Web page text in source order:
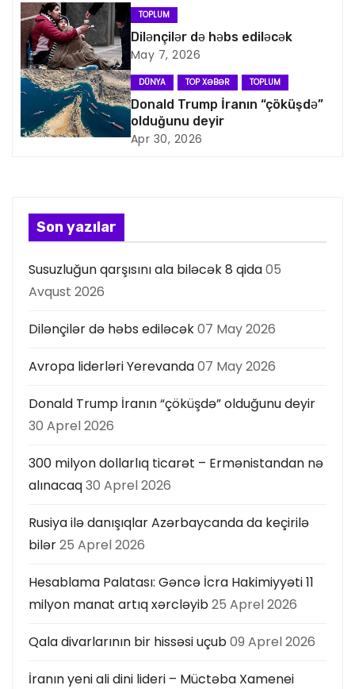
q
a
s
i
s
ı
TOPLUM
Dilənçilər də həbs ediləcək
May 7, 2026
DÜNYA TOP XƏBƏR TOPLUM
Donald Trump İranın “çöküşdə”
olduğunu deyir
Apr 30, 2026
Son yazılar
Susuzluğun qarşısını ala biləcək 8 qida05
Avqust 2026
Dilənçilər də həbs ediləcək07 May 2026
Avropa liderləri Yerevanda07 May 2026
Donald Trump İranın “çöküşdə” olduğunu deyir
30 Aprel 2026
300 milyon dollarlıq ticarət – Ermənistandan nə
alınacaq30 Aprel 2026
Rusiya ilə danışıqlar Azərbaycanda da keçirilə
bilər25 Aprel 2026
Hesablama Palatası: Gəncə İcra Hakimiyyəti 11
milyon manat artıq xərcləyib25 Aprel 2026
Qala divarlarının bir hissəsi uçub09 Aprel 2026
İranın yeni ali dini lideri – Müctəba Xamenei